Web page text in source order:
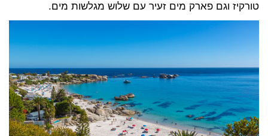
טורקיז וגם פארק מים זעיר עם שלוש מגלשות מים.